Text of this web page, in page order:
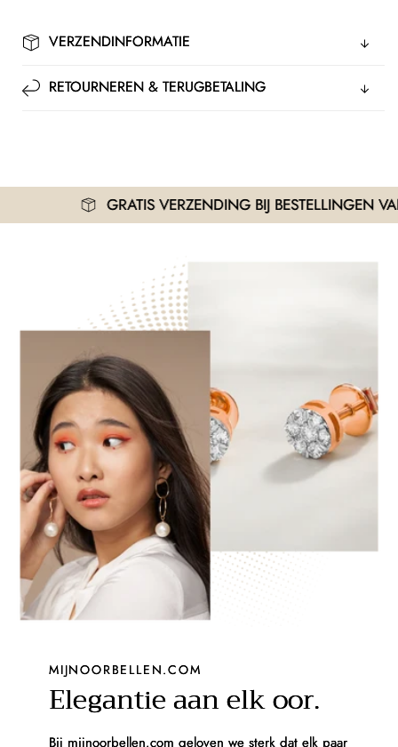
VERZENDINFORMATIE
RETOURNEREN & TERUGBETALING
GRATIS VERZENDING BIJ BESTELLINGEN
MIJNOORBELLEN.COM
Elegantie aan elk oor.
Bij mijnoorbellen.com geloven we sterk dat elk paar